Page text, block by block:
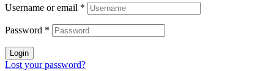
Username or email *
Password *
Login
Lost your password?